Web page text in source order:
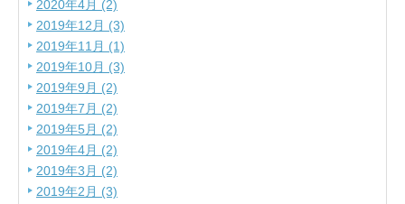
2020年4月 (2)
2019年12月 (3)
2019年11月 (1)
2019年10月 (3)
2019年9月 (2)
2019年7月 (2)
2019年5月 (2)
2019年4月 (2)
2019年3月 (2)
2019年2月 (3)